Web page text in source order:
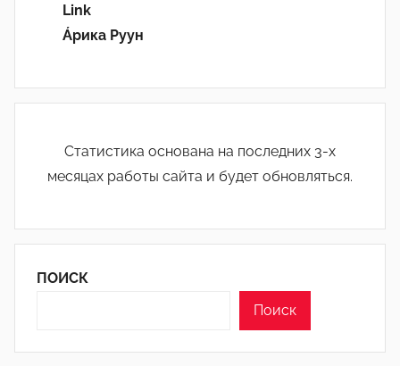
Link
Áрика Руун
Статистика основана на последних 3-х
месяцах работы сайта и будет обновляться.
ПОИСК
Поиск